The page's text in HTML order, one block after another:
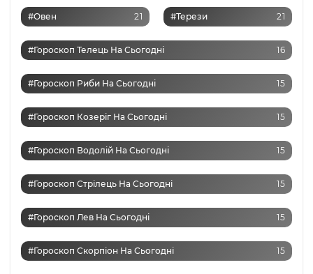
#Овен 21 #Терези 21
#Гороскоп Телець На Сьогодні 16
#Гороскоп Риби На Сьогодні 15
#Гороскоп Козеріг На Сьогодні 15
#Гороскоп Водолій На Сьогодні 15
#Гороскоп Стрілець На Сьогодні 15
#Гороскоп Лев На Сьогодні 15
#Гороскоп Скорпіон На Сьогодні 15